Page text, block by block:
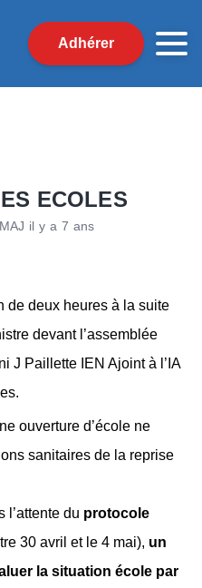
Adhérer
ECOLES
MAJ il y a 7 ans
de deux heures à la suite
devant l’assemblée
J Paillette IEN Ajoint à l’IA
ouverture d’école ne
sanitaires de la reprise
l’attente du protocole
30 avril et le 4 mai), un
la situation école par